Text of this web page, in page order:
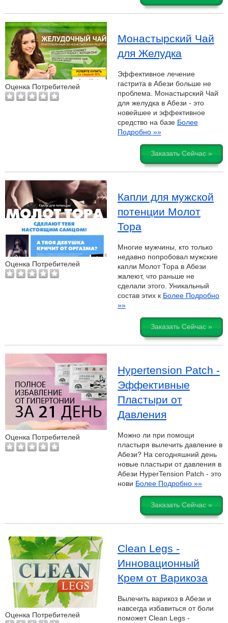
Оценка Потребителей
Монастырский Чай
для Желудка
Эффективное лечение
гастрита в Абези больше не
проблема. Монастырский Чай
для желудка в Абези - это
новейшее и эффективное
средство на базе Более
Подробно »»
Заказать Сейчас »
Оценка Потребителей
Капли для мужской
потенции Молот
Тора
Многие мужчины, кто только
недавно попробовал мужские
капли Молот Тора в Абези
жалеют, что раньше не
сделали этого. Уникальный
состав этих к Более Подробно
»»
Заказать Сейчас »
Оценка Потребителей
Hypertension Patch -
Эффективные
Пластыри от
Давления
Можно ли при помощи
пластыря вылечить давление в
Абези? На сегодняшний день
новые пластыри от давления в
Абези HyperTension Patch - это
нови Более Подробно »»
Заказать Сейчас »
Оценка Потребителей
Clean Legs -
Инновационный
Крем от Варикоза
Вылечить варикоз в Абези и
навсегда избавиться от боли
поможет Clean Legs -